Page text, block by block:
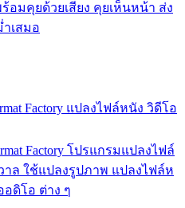
อมคุยด้วยเสียง คุยเห็นหน้า ส่ง
เสมอ
Factory แปลงไฟล์หนัง วิดีโอ
Factory โปรแกรมแปลงไฟล์
าล ใช้แปลงรูปภาพ แปลงไฟล์ห
อดิโอ ต่าง ๆ